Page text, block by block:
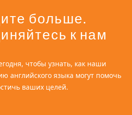
больше.
к нам
чтобы узнать, как наши
английского языка могут помочь
ваших целей.